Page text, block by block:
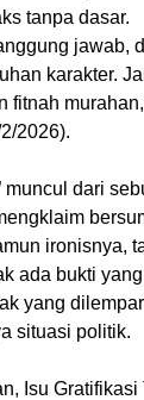
tanpa dasar.
jawab,
karakter.
fitnah
2026).
muncul dari
ironisnya,
ada bukti
yang
situasi politik.
Isu Gratifikasi